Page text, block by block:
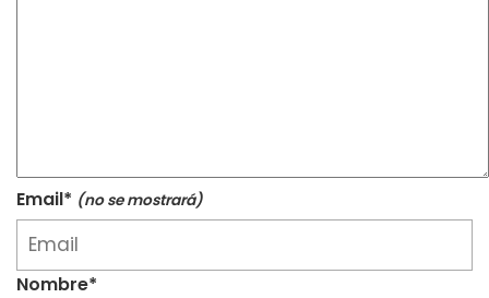
Email* (no se mostrará)
Nombre*